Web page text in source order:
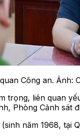
Công an. Ảnh:
trọng, liên quan
Phòng Cảnh
năm 1968, tại